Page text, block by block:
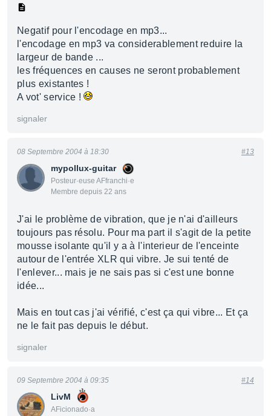
Negatif pour l'encodage en mp3...
l'encodage en mp3 va considerablement reduire la
largeur de bande ...
les fréquences en causes ne seront probablement
plus existantes !
A vot' service !
signaler
mypollux-guitar
Posteur·euse AFfranchi·e
Membre depuis 22 ans
08 Septembre 2004 à 18:30 #13
J'ai le problème de vibration, que je n'ai d'ailleurs
toujours pas résolu. Pour ma part il s'agit de la petite
mousse isolante qu'il y a à l'interieur de l'enceinte
autour de l'entrée XLR qui vibre. Je sui tenté de
l'enlever... mais je ne sais pas si c'est une bonne
idée...
Mais en tout cas j'ai vérifié, c'est ça qui vibre... Et ça
ne le fait pas depuis le début.
signaler
LivM
AFicionado·a
09 Septembre 2004 à 09:35 #14